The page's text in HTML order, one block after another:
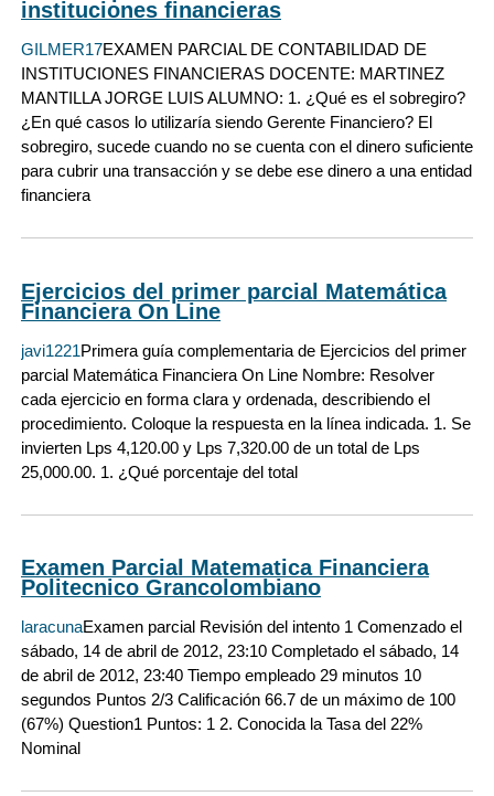
instituciones financieras
GILMER17EXAMEN PARCIAL DE CONTABILIDAD DE
INSTITUCIONES FINANCIERAS DOCENTE: MARTINEZ
MANTILLA JORGE LUIS ALUMNO: 1. ¿Qué es el sobregiro?
¿En qué casos lo utilizaría siendo Gerente Financiero? El
sobregiro, sucede cuando no se cuenta con el dinero suficiente
para cubrir una transacción y se debe ese dinero a una entidad
financiera
Ejercicios del primer parcial Matemática
Financiera On Line
javi1221Primera guía complementaria de Ejercicios del primer
parcial Matemática Financiera On Line Nombre: Resolver
cada ejercicio en forma clara y ordenada, describiendo el
procedimiento. Coloque la respuesta en la línea indicada. 1. Se
invierten Lps 4,120.00 y Lps 7,320.00 de un total de Lps
25,000.00. 1. ¿Qué porcentaje del total
Examen Parcial Matematica Financiera
Politecnico Grancolombiano
laracunaExamen parcial Revisión del intento 1 Comenzado el
sábado, 14 de abril de 2012, 23:10 Completado el sábado, 14
de abril de 2012, 23:40 Tiempo empleado 29 minutos 10
segundos Puntos 2/3 Calificación 66.7 de un máximo de 100
(67%) Question1 Puntos: 1 2. Conocida la Tasa del 22%
Nominal